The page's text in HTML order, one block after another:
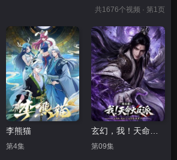
共1676个视频 · 第1页
李熊猫
第4集
玄幻，我！天命大反派
第09集